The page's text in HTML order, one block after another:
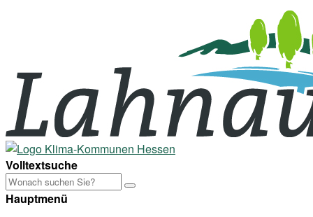
Volltextsuche
Hauptmenü